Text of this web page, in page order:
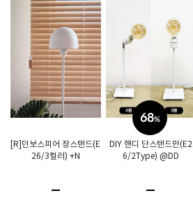
[R]던보스피어 장스탠드(E
26/3컬러) +N
68%
DIY 핸디 단스탠드만(E2
6/2Type) @DD